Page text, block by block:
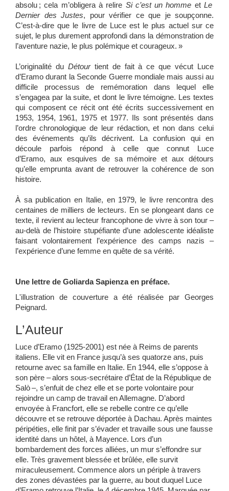
absolu ; cela m’obligera à relire Si c’est un homme etLe
Dernier des Justes, pour vérifier ce que je soupçonne.
C’est-à-dire que le livre de Luce est le plus actuel sur ce
sujet, le plus durement approfondi dans la démonstration de
l’aventure nazie, le plus polémique et courageux. »
L’originalité du Détourtient de fait à ce que vécut Luce
d’Eramo durant la Seconde Guerre mondiale mais aussi au
difficile processus de remémoration dans lequel elle
s’engagea par la suite, et dont le livre témoigne. Les textes
qui composent ce récit ont été écrits successivement en
1953, 1954, 1961, 1975 et 1977. Ils sont présentés dans
l’ordre chronologique de leur rédaction, et non dans celui
des événements qu’ils décrivent. La confusion qui en
découle parfois répond à celle que connut Luce
d’Eramo, aux esquives de sa mémoire et aux détours
qu’elle emprunta avant de retrouver la cohérence de son
histoire.
À sa publication en Italie, en 1979, le livre rencontra des
centaines de milliers de lecteurs. En se plongeant dans ce
texte, il revient au lecteur francophone de vivre à son tour –
au-delà de l’histoire stupéfiante d’une adolescente idéaliste
faisant volontairement l’expérience des camps nazis –
l’expérience d’une femme en quête de sa vérité.
Une lettre de Goliarda Sapienza en préface.
L'illustration de couverture a été réalisée par Georges
Peignard.
L’Auteur
Luce d’Eramo (1925-2001) est née à Reims de parents
italiens. Elle vit en France jusqu’à ses quatorze ans, puis
retourne avec sa famille en Italie. En 1944, elle s’oppose à
son père – alors sous-secrétaire d’État de la République de
Salò –, s’enfuit de chez elle et se porte volontaire pour
rejoindre un camp de travail en Allemagne. D’abord
envoyée à Francfort, elle se rebelle contre ce qu’elle
découvre et se retrouve déportée à Dachau. Après maintes
péripéties, elle finit par s’évader et travaille sous une fausse
identité dans un hôtel, à Mayence. Lors d’un
bombardement des forces alliées, un mur s’effondre sur
elle. Très gravement blessée et brûlée, elle survit
miraculeusement. Commence alors un périple à travers
des zones dévastées par la guerre, au bout duquel Luce